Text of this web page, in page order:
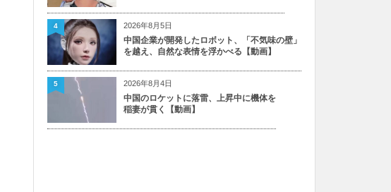
2026年8月5日
中国企業が開発したロボット、「不気味の壁」
を越え、自然な表情を浮かべる【動画】
4
2026年8月4日
中国のロケットに落雷、上昇中に機体を
稲妻が貫く【動画】
5